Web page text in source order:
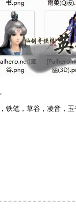
笔，草谷，凌音，玉